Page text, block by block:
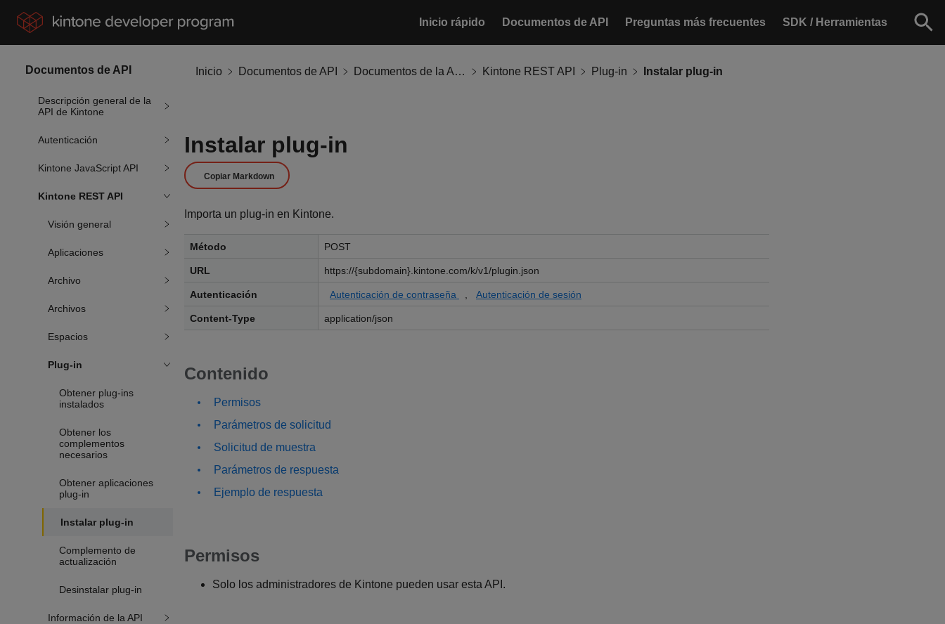
Inicio rápido Documentos de API Preguntas más frecuentes SDK / Herramientas
Documentos de API
Descripción general de la
API de Kintone
Autenticación
Kintone JavaScript API
Kintone REST API
Visión general
Aplicaciones
Archivo
Archivos
Espacios
Plug-in
Obtener plug-ins
instalados
Obtener los
complementos
necesarios
Obtener aplicaciones
plug-in
Instalar plug-in
Complemento de
actualización
Desinstalar plug-in
Información de la API
Inicio Documentos de API Documentos de la API de Kintone Kintone REST API Plug-in Instalar plug-in
Instalar plug-in
Copiar Markdown
Importa un plug-in en Kintone.
Método POST
URL https://{subdomain}.kintone.com/k/v1/plugin.json
Autenticación Autenticación de contraseña Autenticación de sesión
Content-Type application/json
Contenido
Permisos
Parámetros de solicitud
Solicitud de muestra
Parámetros de respuesta
Ejemplo de respuesta
Permisos
Solo los administradores de Kintone pueden usar esta API.